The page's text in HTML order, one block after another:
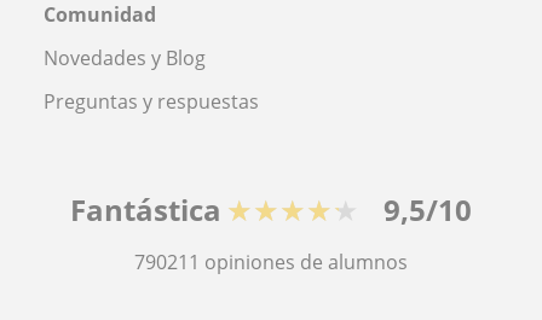
Comunidad
Novedades y Blog
Preguntas y respuestas
Fantástica ★★★★★ 9,5/10
790211 opiniones de alumnos